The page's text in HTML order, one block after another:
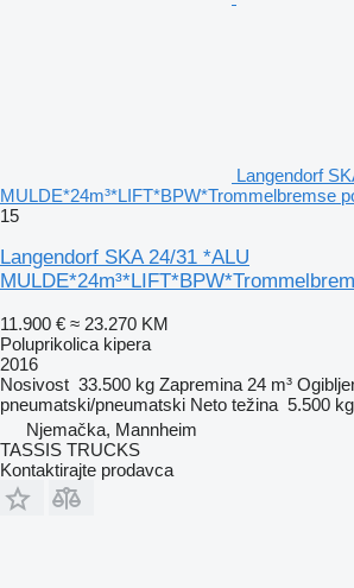
Langendorf
MULDE*24m³*LIFT*BPW*Trommelbremse
15
Langendorf SKA 24/31 *ALU
11.900 € ≈ 23.270 KM
Poluprikolica kipera
2016
Nosivost 33.500 kg Zapremina 24 m³
pneumatski/pneumatski Neto težina 5.500 kg
Njemačka, Mannheim
TASSIS TRUCKS
Kontaktirajte prodavca